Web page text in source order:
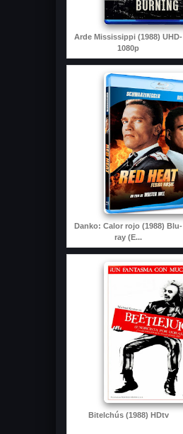
Arde Mississippi (1988) UHD-
1080p
Danko: Calor rojo (1988) Blu-
ray (E...
Bitelchús (1988) HDtv